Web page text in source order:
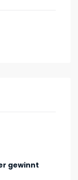
gewinnt